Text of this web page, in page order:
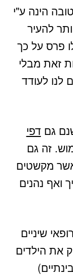
הינה ע"י
להעיר
פרס על כך
זאת מבלי
לנו לעודד
גם דפי
זה גם
מקשטים
ואף נהנים
שיניים
את הילדים